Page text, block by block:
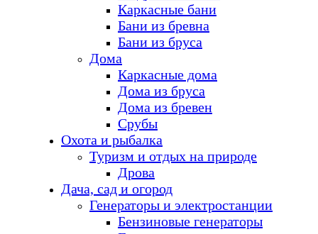
Каркасные бани
Бани из бревна
Бани из бруса
Дома
Каркасные дома
Дома из бруса
Дома из бревен
Срубы
Охота и рыбалка
Туризм и отдых на природе
Дрова
Дача, сад и огород
Генераторы и электростанции
Бензиновые генераторы